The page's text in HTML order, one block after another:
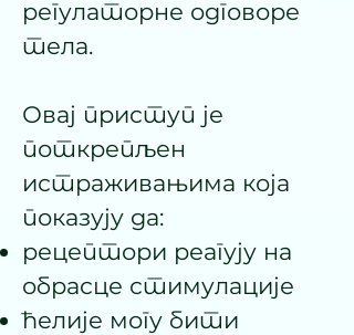
регулаторне одговоре
тела.
Овај приступ је
поткрепљен
истраживањима која
показују да:
рецептори реагују на
обрасце стимулације
ћелије могу бити